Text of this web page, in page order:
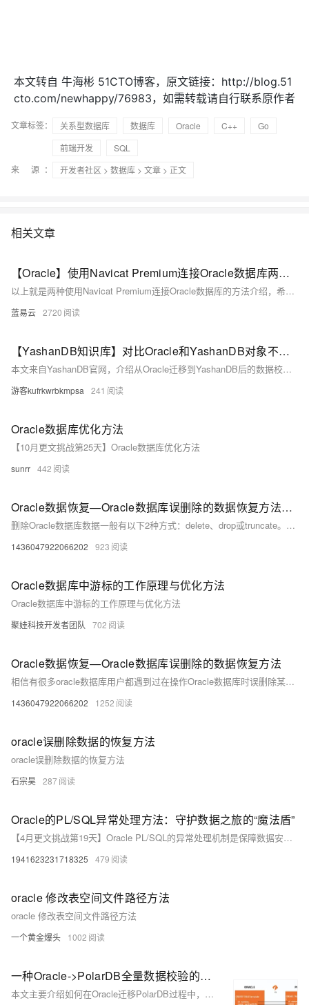
本文转自 牛海彬 51CTO博客，原文链接：http://blog.51
cto.com/newhappy/76983，如需转载请自行联系原作者
文章标签： 关系型数据库 数据库 Oracle C++
Go
前端开发
SQL
来 源：
开发者社区 > 数据库 > 文章 > 正文
相关文章
【Oracle】使用Navicat Premium连接Oracle数据库两种方法
以上就是两种使用Navicat Premium连接Oracle数据库的方法介绍，希望对你有所帮助！
蓝易云 2720
【YashanDB知识库】对比Oracle和YashanDB对象不一致的方法
本文来自YashanDB官网，介绍从Oracle迁移到YashanDB后的数据校验方法。通过YMP工具迁移数据后，可使用其内置校验功能，或采用本文提供的复杂对比思路：将Oracle的DBA_*数据字典视图保存为用户表，借助YMP同步至YashanDB，再利用SQL查询两数据库间的差异。具体包括视图、存储过程、索引和约束等对象的对比方法，提供详细SQL示例以供参考和修改。
游客kufrkwrbkmpsa 241
Oracle数据库优化方法
【10月更文挑战第25天】Oracle数据库优化方法
sunrr 442
Oracle数据恢复—Oracle数据库误删除的数据恢复方法探讨
删除Oracle数据库数据一般有以下2种方式：delete、drop或truncate。下面针对这2种删除oracle数据库数据的方式探讨一下oracle数据库数据恢复方法（不考虑全库备份和利用归档日志）。
1436047922066202 923
Oracle数据库中游标的工作原理与优化方法
Oracle数据库中游标的工作原理与优化方法
聚娃科技开发者团队 702
Oracle数据恢复—Oracle数据库误删除的数据恢复方法
相信有很多oracle数据库用户都遇到过在操作Oracle数据库时误删除某些重要数据的情况，这个时候如果数据库没有备份且数据十分重要的，怎么才能恢复误删除的数据呢？北亚企安数据恢复工程师下面简单介绍几个误删除Oracle数据库数据的恢复方法。
1436047922066202 1252
oracle误删除数据的恢复方法
oracle误删除数据的恢复方法
石宗昊 287
Oracle的PL/SQL异常处理方法：守护数据之旅的“魔法盾”
【4月更文挑战第19天】Oracle PL/SQL的异常处理机制是保障数据安全的关键。通过预定义异常（如`NO_DATA_FOUND`）和自定义异常，开发者能优雅地管理错误。异常在子程序中抛出后会向上传播，直到被捕获，提供了一种集中处理错误的方式。理解和善用异常处理，如同手持“魔法盾”，确保程序在面对如除数为零、违反约束等挑战时，能有效保护数据的完整性和程序的稳定性。
1941623231718325 479
oracle 修改表空间文件路径方法
oracle 修改表空间文件路径方法
一个黄金爆头 1002
一种Oracle->PolarDB全量数据校验的实现方法
本文主要介绍如何在Oracle迁移PolarDB过程中，如何做全量校验，以及实现原理。